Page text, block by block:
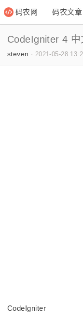
码农网 码农文章
CodeIgniter 4 中
steven · 2021-05-28
CodeIgniter